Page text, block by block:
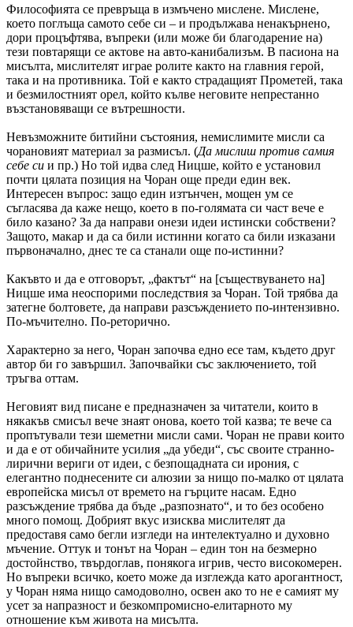
Философията се превръща в измъчено мислене. Мислене,
което поглъща самото себе си – и продължава ненакърнено,
дори процъфтява, въпреки (или може би благодарение на)
тези повтарящи се актове на авто-канибализъм. В пасиона на
мисълта, мислителят играе ролите както на главния герой,
така и на противника. Той е както страдащият Прометей, така
и безмилостният орел, който кълве неговите непрестанно
възстановяващи се вътрешности.
Невъзможните битийни състояния, немислимите мисли са
чорановият материал за размисъл. (Да мислиш против самия
себе си и пр.) Но той идва след Ницше, който е установил
почти цялата позиция на Чоран още преди един век.
Интересен въпрос: защо един изтънчен, мощен ум се
съгласява да каже нещо, което в по-голямата си част вече е
било казано? За да направи онези идеи истински собствени?
Защото, макар и да са били истинни когато са били изказани
първоначално, днес те са станали още по-истинни?
Какъвто и да е отговорът, „фактът“ на [съществуването на]
Ницше има неоспорими последствия за Чоран. Той трябва да
затегне болтовете, да направи разсъждението по-интензивно.
По-мъчително. По-реторично.
Характерно за него, Чоран започва едно есе там, където друг
автор би го завършил. Започвайки със заключението, той
тръгва оттам.
Неговият вид писане е предназначен за читатели, които в
някакъв смисъл вече знаят онова, което той казва; те вече са
пропътували тези шеметни мисли сами. Чоран не прави които
и да е от обичайните усилия „да убеди“, със своите странно-
лирични вериги от идеи, с безпощадната си ирония, с
елегантно поднесените си алюзии за нищо по-малко от цялата
европейска мисъл от времето на гърците насам. Едно
разсъждение трябва да бъде „разпознато“, и то без особено
много помощ. Добрият вкус изисква мислителят да
предоставя само бегли изгледи на интелектуално и духовно
мъчение. Оттук и тонът на Чоран – един тон на безмерно
достойнство, твърдоглав, понякога игрив, често високомерен.
Но въпреки всичко, което може да изглежда като арогантност,
у Чоран няма нищо самодоволно, освен ако то не е самият му
усет за напразност и безкомпромисно-елитарното му
отношение към живота на мисълта.